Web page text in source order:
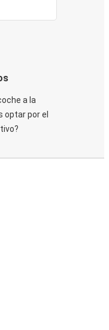
a la
optar por el